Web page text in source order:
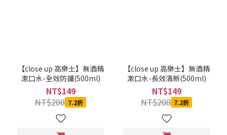
Adidas
愛迪達
【close up 高樂士】無酒精
漱口水-全效防護(500ml)
NT$149
NT$208 7.2折
【close up 高樂士】無酒精
漱口水-長效清新(500ml)
NT$149
NT$208 7.2折